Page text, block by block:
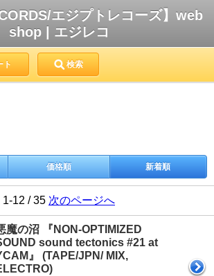
エジプトレコーズ】web
shop | エジレコ
ト 検索
価格順 新着順
1-12 / 35 次のページへ
魔の沼 『NON-OPTIMIZED
sound tectonics #21 at
』 (TAPE/JPN/ MIX,